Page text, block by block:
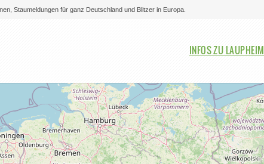
Staumeldungen für ganz Deutschland und Blitzer in Europa.
Bitte auswählen
INFOS ZU LAUPHEIM